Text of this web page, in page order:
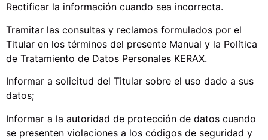
Rectificar la información cuando sea incorrecta.
Tramitar las consultas y reclamos formulados por el
Titular en los términos del presente Manual y la Política
de Tratamiento de Datos Personales KERAX.
Informar a solicitud del Titular sobre el uso dado a sus
datos;
Informar a la autoridad de protección de datos cuando
se presenten violaciones a los códigos de seguridad y